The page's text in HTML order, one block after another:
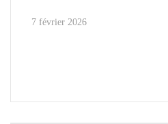
7 février 2026